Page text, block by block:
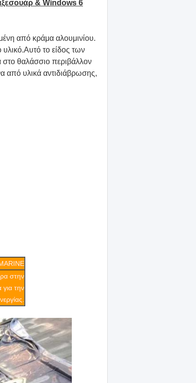
& Windows 6
από κράμα αλουμινίου.
το είδος των
στο θαλάσσιο περιβάλλον
από υλικά αντιδιάβρωσης,
στην
την